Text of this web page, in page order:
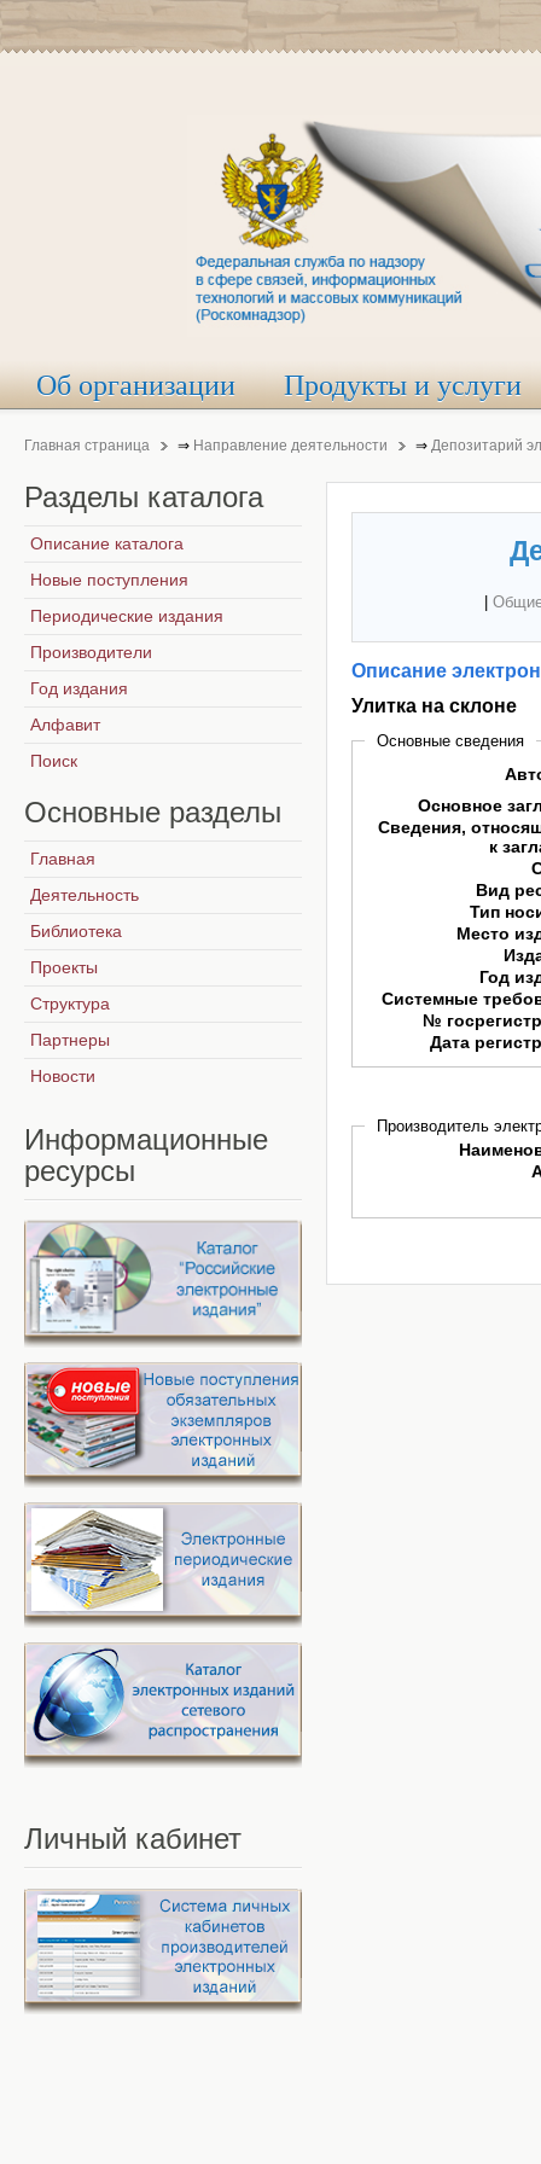
Об организации Продукты и услуги
Главная страница ⇒ Направление деятельности ⇒ Депозитарий
Описание
Улитка на склоне
Основные сведения
Основное
Сведения,
к
Вид
Тип
Место
Год
Системные
№
Дата
Производитель
Разделы каталога
Описание каталога
Новые поступления
Периодические издания
Производители
Год издания
Алфавит
Поиск
Основные разделы
Главная
Деятельность
Библиотека
Проекты
Структура
Партнеры
Новости
Информационные
ресурсы
Личный кабинет